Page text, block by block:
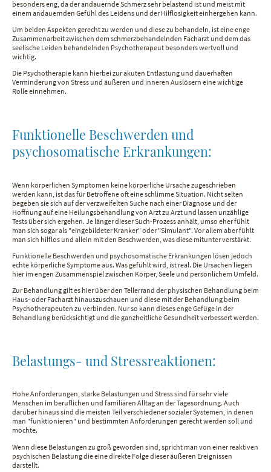
besonders eng, da der andauernde Schmerz sehr belastend ist und meist mit
einem andauernden Gefühl des Leidens und der Hilflosigkeit einhergehen kann.
Um beiden Aspekten gerecht zu werden und diese zu behandeln, ist eine enge
Zusammenarbeit zwischen dem schmerzbehandelnden Facharzt und dem das
seelische Leiden behandelnden Psychotherapeut besonders wertvoll und
wichtig.
Die Psychotherapie kann hierbei zur akuten Entlastung und dauerhaften
Verminderung von Stress und äußeren und inneren Auslösern eine wichtige
Rolle einnehmen.
Funktionelle Beschwerden und
psychosomatische Erkrankungen:
Wenn körperlichen Symptomen keine körperliche Ursache zugeschrieben
werden kann, ist das für Betroffene oft eine schlimme Situation. Nicht selten
begeben sie sich auf der verzweifelten Suche nach einer Diagnose und der
Hoffnung auf eine Heilungsbehandlung von Arzt zu Arzt und lassen unzählige
Tests über sich ergehen. Je länger dieser Such-Prozess anhält, umso eher fühlt
man sich sogar als "eingebildeter Kranker" oder "Simulant". Vor allem aber fühlt
man sich hilflos und allein mit den Beschwerden, was diese mitunter verstärkt.
Funktionelle Beschwerden und psychosomatische Erkrankungen lösen jedoch
echte körperliche Symptome aus. Was gefühlt wird, ist real. Die Ursachen liegen
hier im engen Zusammenspiel zwischen Körper, Seele und persönlichem Umfeld.
Zur Behandlung gilt es hier über den Tellerrand der physischen Behandlung beim
Haus- oder Facharzt hinauszuschauen und diese mit der Behandlung beim
Psychotherapeuten zu verbinden. Nur so kann dieses enge Gefüge in der
Behandlung berücksichtigt und die ganzheitliche Gesundheit verbessert werden.
Belastungs- und Stressreaktionen:
Hohe Anforderungen, starke Belastungen und Stress sind für sehr viele
Menschen im beruflichen und familiären Alltag an der Tagesordnung. Auch
darüber hinaus sind die meisten Teil verschiedener sozialer Systemen, in denen
man "funktionieren" und bestimmten Anforderungen gerecht werden soll und
möchte.
Wenn diese Belastungen zu groß geworden sind, spricht man von einer reaktiven
psychischen Belastung die eine direkte Folge dieser äußeren Ereignissen
darstellt.